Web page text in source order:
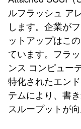
ルフラッシュ ア
します。企業が
ットアップはこ
ています。フラ
ンス コンピュー
特化されたエン
テムにより、書
スループットが向